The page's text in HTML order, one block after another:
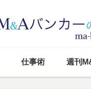
仕事術 週刊